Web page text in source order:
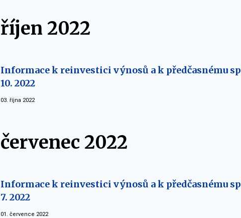
říjen 2022
Informace k reinvestici výnosů a k předčasnému
10. 2022
03. října 2022
červenec 2022
Informace k reinvestici výnosů a k předčasnému
7. 2022
01. července 2022